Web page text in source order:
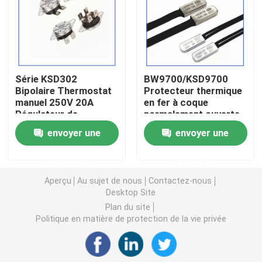
Puce de chauffage PTC
Thermistors NTC
Thermistance de SMD NTC
Le thermistore NTC de puissance
Capteur de température de NTC
Varistance
Varistance CMS
Série KSD302
Bipolaire Thermostat
manuel 250V 20A
Régulateur de
température de
chauffe-eau
électrique
envoyer une
BW9700/KSD9700
Protecteur thermique
en fer à coque
normalement ouverte
et normalement
fermée Thermostat de
série
envoyer une
Aperçu Au sujet de nous
Contactez-nous
Desktop Site
Plan du site
Politique en matière de protection de la vie privée